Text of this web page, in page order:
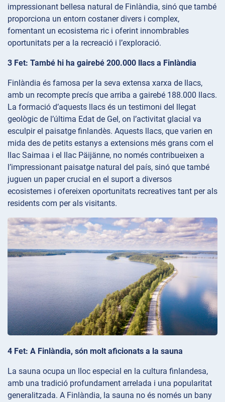
impressionant bellesa natural de Finlàndia, sinó que també
proporciona un entorn costaner divers i complex,
fomentant un ecosistema ric i oferint innombrables
oportunitats per a la recreació i l’exploració.
3 Fet: També hi ha gairebé 200.000 llacs a Finlàndia
Finlàndia és famosa per la seva extensa xarxa de llacs,
amb un recompte precís que arriba a gairebé 188.000 llacs.
La formació d’aquests llacs és un testimoni del llegat
geològic de l’última Edat de Gel, on l’activitat glacial va
esculpir el paisatge finlandès. Aquests llacs, que varien en
mida des de petits estanys a extensions més grans com el
llac Saimaa i el llac Päijänne, no només contribueixen a
l’impressionant paisatge natural del país, sinó que també
juguen un paper crucial en el suport a diversos
ecosistemes i ofereixen oportunitats recreatives tant per als
residents com per als visitants.
4 Fet: A Finlàndia, són molt aficionats a la sauna
La sauna ocupa un lloc especial en la cultura finlandesa,
amb una tradició profundament arrelada i una popularitat
generalitzada. A Finlàndia, la sauna no és només un bany